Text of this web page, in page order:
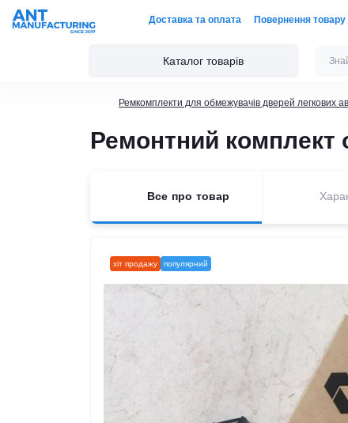
Доставка та оплата Повернення товару
Каталог товарів
Ремкомплекти для обмежувачів дверей легкових
Ремонтний комплект
Все про товар
хіт продажу популярний